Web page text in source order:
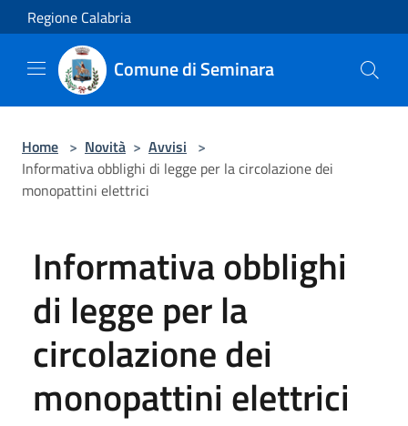
Salta al contenuto principale
Regione Calabria
Comune di Seminara
Home > Novità > Avvisi >
Informativa obblighi di legge per la circolazione dei
monopattini elettrici
Informativa obblighi
di legge per la
circolazione dei
monopattini elettrici